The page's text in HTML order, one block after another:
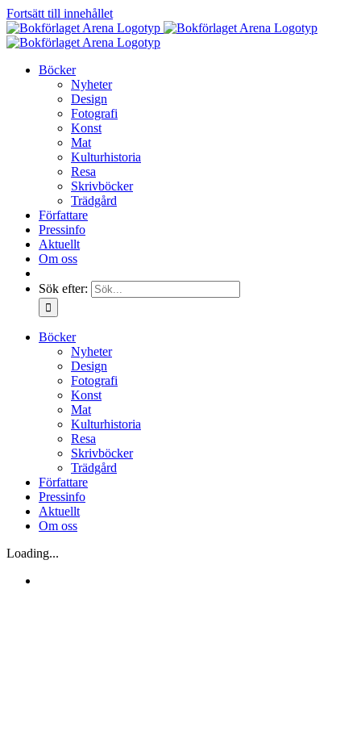
Fortsätt till innehållet
Böcker
Nyheter
Design
Fotografi
Konst
Mat
Kulturhistoria
Resa
Skrivböcker
Trädgård
Författare
Pressinfo
Aktuellt
Om oss
Sök efter:
Böcker
Nyheter
Design
Fotografi
Konst
Mat
Kulturhistoria
Resa
Skrivböcker
Trädgård
Författare
Pressinfo
Aktuellt
Om oss
Loading...